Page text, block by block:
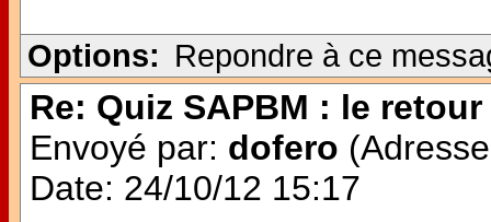
Options: Repondre à ce
Re: Quiz SAPBM : le retour
Envoyé par: dofero
Date: 24/10/12 15:17